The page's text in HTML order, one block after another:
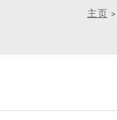
主页